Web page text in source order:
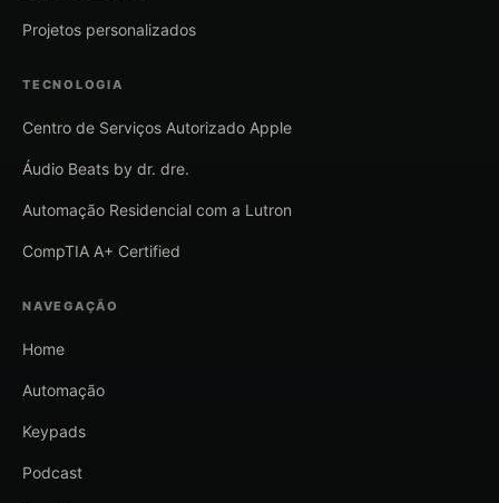
Projetos personalizados
TECNOLOGIA
Centro de Serviços Autorizado Apple
Áudio Beats by dr. dre.
Automação Residencial com a Lutron
CompTIA A+ Certified
NAVEGAÇÃO
Home
Automação
Keypads
Podcast